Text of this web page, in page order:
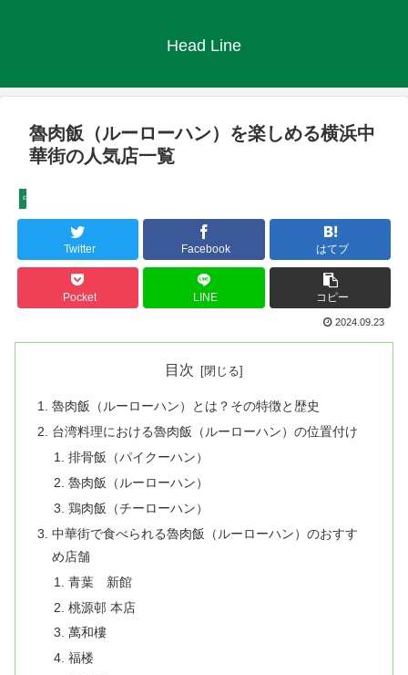
Head Line
魯肉飯（ルーローハン）を楽しめる横浜中
華街の人気店一覧
中華街グルメ
Twitter Facebook はてブ
Pocket LINE コピー
2024.09.23
目次
魯肉飯（ルーローハン）とは？その特徴と歴史
台湾料理における魯肉飯（ルーローハン）の位置付け
排骨飯（パイクーハン）
魯肉飯（ルーローハン）
鶏肉飯（チーローハン）
中華街で食べられる魯肉飯（ルーローハン）のおすす
め店舗
青葉 新館
桃源邨 本店
萬和樓
福楼